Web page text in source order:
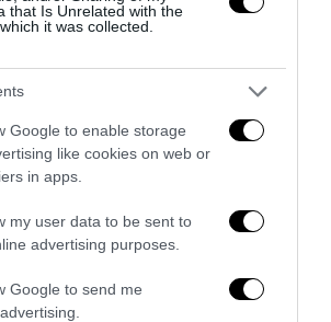
that Is Unrelated with the
it was collected.
Google to enable storage
like cookies on web or
in apps.
my user data to be sent to
advertising purposes.
Google to send me
Ducale si dissocia e punta il dito sul
Comune di Genova
28 Luglio 2026